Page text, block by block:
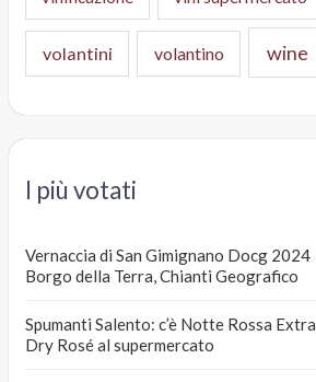
volantini volantino wine
I più votati
Vernaccia di San Gimignano Docg 2024
Borgo della Terra, Chianti Geografico
Spumanti Salento: c’è Notte Rossa Extra
Dry Rosé al supermercato